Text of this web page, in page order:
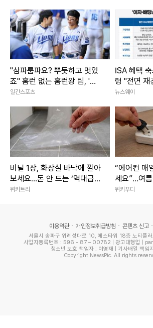
니었던 거야?”라고 했고, 지강희는 “누가
도 처음이었다. 근데 어쩌라고 이제 와서”
어질 사이라고 했다. 간신히 지강희에게 닿
지났고 다 귀찮아”라고 했고, 결국 천연수
자”라며 돌아섰다.
그러던 중 윤난우(최희진)가 지강희를 찾아
는 걸 도와달라고 부탁했다. 금석경이 대신
되지 않았다. 결국 지강희가 나서서 당나귀
지강희와 천연수는 서로를 보며 질투했고,
내가 짓고 싶어서 현장 나가서 배웠다. 천연
네가 만들어 달라며”라면서 괜히 “애들이랑
다고 하면”이라고 응수하기도.
"삼파룸파요? 뿌듯하고 멋있
죠" 홈런 없는 홈런왕 팀, '최
단신 듀오' 김지찬-김성윤 덕
일간스포츠
ISA 혜택
령 "전면 재
안 마련 착수
뉴스웨이
비닐 1장, 화장실 바닥에 깔아
보세요…돈 안 드는 ‘역대급
꼼수’ 발견
위키트리
“에어컨 매
세요”…여
는 점검법
위키푸디
이용약관 개인정보취급방침 콘텐츠 신고
서울시 송파구 위례성대로 10, 에스타워 18층 노티플
사업자등록번호 : 596 - 87 – 00782 | 광고대행업 |
청소년 보호 책임자 : 이영재 | 기사배열 책임
Copyright NewsPic. All rights